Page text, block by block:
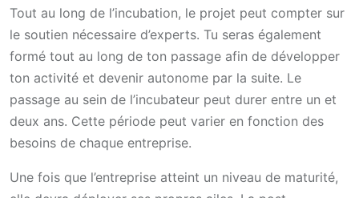
Tout au long de l’incubation, le projet peut compter sur
le soutien nécessaire d’experts. Tu seras également
formé tout au long de ton passage afin de développer
ton activité et devenir autonome par la suite. Le
passage au sein de l’incubateur peut durer entre un et
deux ans. Cette période peut varier en fonction des
besoins de chaque entreprise.
Une fois que l’entreprise atteint un niveau de maturité,